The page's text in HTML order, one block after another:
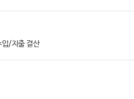
/지출 결산